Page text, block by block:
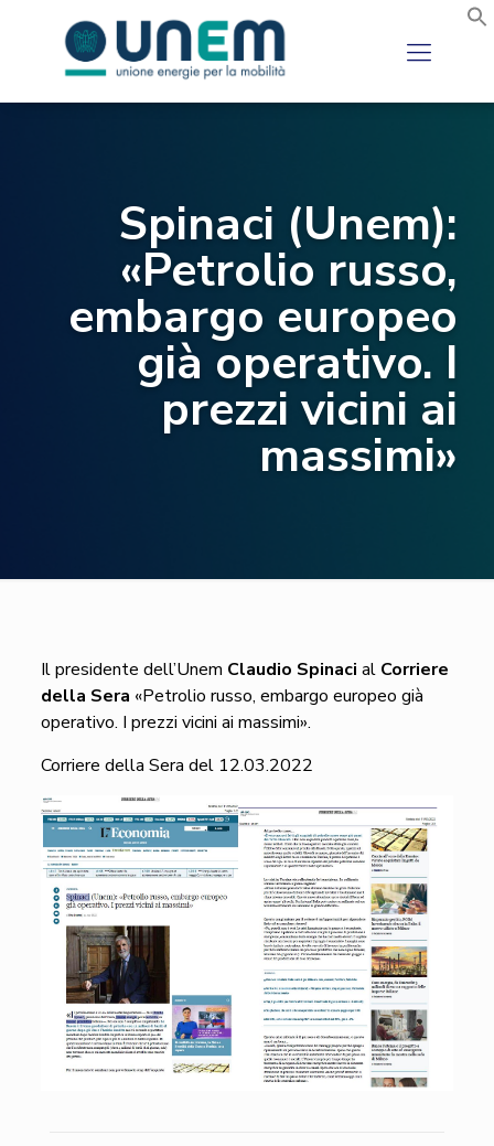
Spinaci (Unem):
«Petrolio russo,
embargo europeo
già operativo. I
prezzi vicini ai
massimi»
Il presidente dell’Unem Claudio Spinaci al Corriere
della Sera «Petrolio russo, embargo europeo già
operativo. I prezzi vicini ai massimi».
Corriere della Sera del 12.03.2022